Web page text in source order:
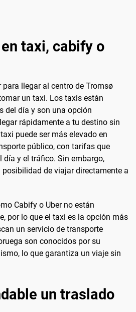
taxi, cabify o
llegar al centro de Tromsø
un taxi. Los taxis están
del día y son una opción
rápidamente a tu destino sin
puede ser más elevado en
público, con tarifas que
día y el tráfico. Sin embargo,
de viajar directamente a
Cabify o Uber no están
por lo que el taxi es la opción más
un servicio de transporte
son conocidos por su
lo que garantiza un viaje sin
un traslado